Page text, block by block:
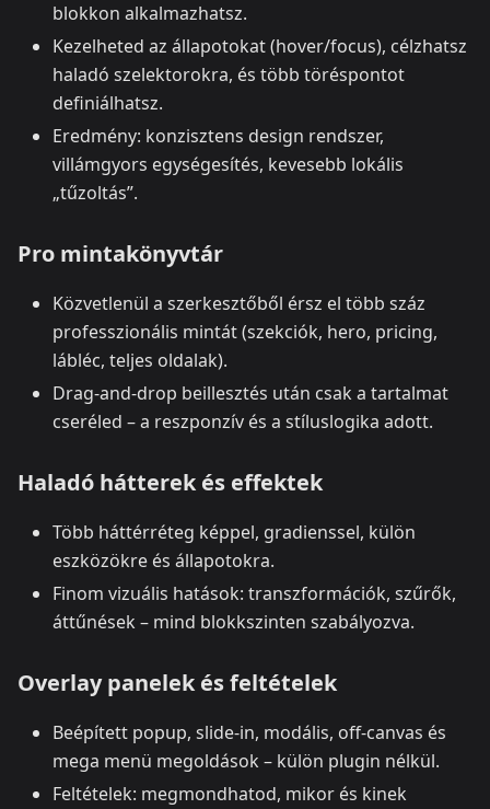
blokkon alkalmazhatsz.
Kezelheted az állapotokat (hover/focus), célzhatsz
haladó szelektorokra, és több töréspontot
definiálhatsz.
Eredmény: konzisztens design rendszer,
villámgyors egységesítés, kevesebb lokális
„tűzoltás”.
Pro mintakönyvtár
Közvetlenül a szerkesztőből érsz el több száz
professzionális mintát (szekciók, hero, pricing,
lábléc, teljes oldalak).
Drag‑and‑drop beillesztés után csak a tartalmat
cseréled – a reszponzív és a stíluslogika adott.
Haladó hátterek és effektek
Több háttérréteg képpel, gradienssel, külön
eszközökre és állapotokra.
Finom vizuális hatások: transzformációk, szűrők,
áttűnések – mind blokkszinten szabályozva.
Overlay panelek és feltételek
Beépített popup, slide‑in, modális, off‑canvas és
mega menü megoldások – külön plugin nélkül.
Feltételek: megmondhatod, mikor és kinek